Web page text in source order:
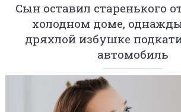
Сын оставил старенького
холодном доме,
дряхлой избушке
автомобиль